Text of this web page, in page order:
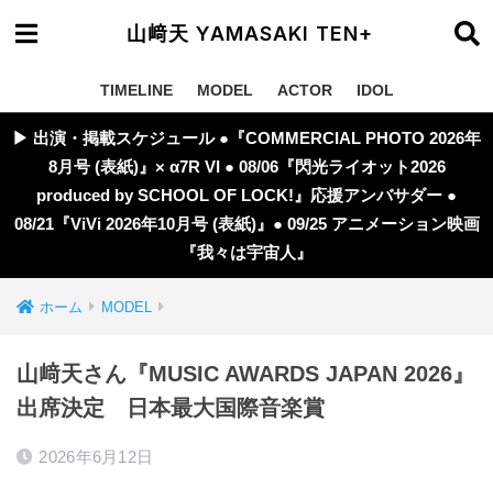
山﨑天 YAMASAKI TEN+
TIMELINE MODEL ACTOR IDOL
▶︎ 出演・掲載スケジュール ●『COMMERCIAL PHOTO 2026年
8月号 (表紙)』× α7R VI ● 08/06『閃光ライオット2026
produced by SCHOOL OF LOCK!』応援アンバサダー ●
08/21『ViVi 2026年10月号 (表紙)』● 09/25 アニメーション映画
『我々は宇宙人』
ホーム MODEL
山﨑天さん『MUSIC AWARDS JAPAN 2026』
出席決定 日本最大国際音楽賞
2026年6月12日